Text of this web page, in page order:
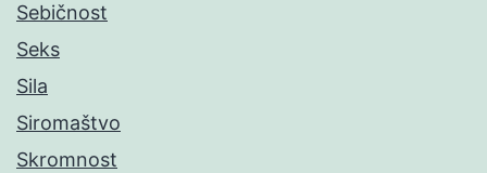
Sebičnost
Seks
Sila
Siromaštvo
Skromnost